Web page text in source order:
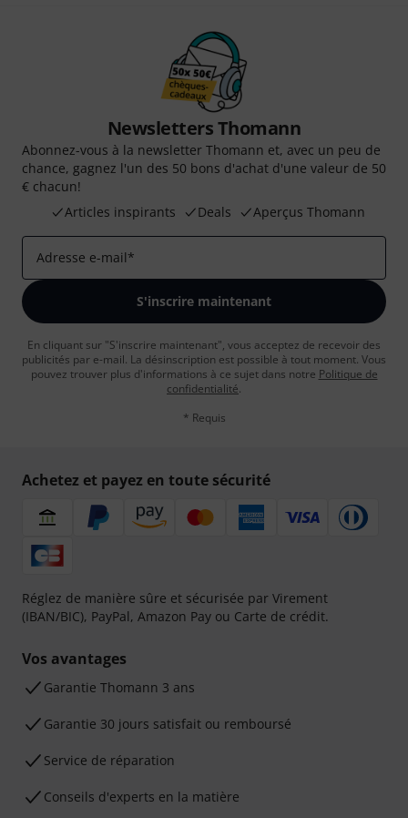
Newsletters Thomann
Abonnez-vous à la newsletter Thomann et, avec un peu de
chance, gagnez l'un des 50 bons d'achat d'une valeur de 50
€ chacun!
Articles inspirants
Deals Aperçus Thomann
Adresse e-mail*
S'inscrire maintenant
En cliquant sur "S'inscrire maintenant", vous acceptez de recevoir des
publicités par e-mail. La désinscription est possible à tout moment. Vous
pouvez trouver plus d'informations à ce sujet dans notre Politique de
confidentialité.
* Requis
Achetez et payez en toute sécurité
Réglez de manière sûre et sécurisée par Virement
(IBAN/BIC), PayPal, Amazon Pay ou Carte de crédit.
Vos avantages
Ga­ran­tie Thomann 3 ans
Garantie 30 jours satisfait ou remboursé
Service de réparation
Conseils d'experts en la matière